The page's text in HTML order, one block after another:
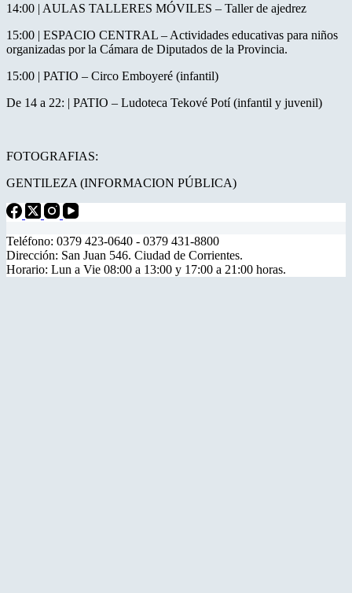
14:00 | AULAS TALLERES MÓVILES – Taller de ajedrez
15:00 | ESPACIO CENTRAL – Actividades educativas para niños
organizadas por la Cámara de Diputados de la Provincia.
15:00 | PATIO – Circo Emboyeré (infantil)
De 14 a 22: | PATIO – Ludoteca Tekové Potí (infantil y juvenil)
FOTOGRAFIAS:
GENTILEZA (INFORMACION PÚBLICA)
Teléfono: 0379 423-0640 - 0379 431-8800
Dirección: San Juan 546. Ciudad de Corrientes.
Horario: Lun a Vie 08:00 a 13:00 y 17:00 a 21:00 horas.